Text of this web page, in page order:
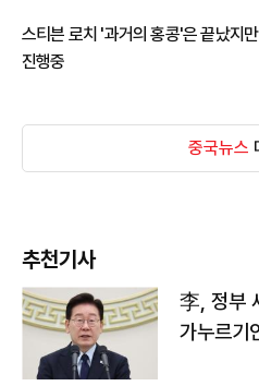
스티븐 로치 '과거의 홍콩'은 끝났지
진행중
중국뉴스
추천기사
李, 정부
가누르기